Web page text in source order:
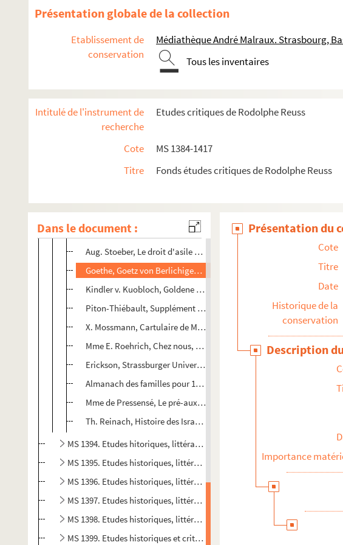
Présentation globale de la collection
Etablissement de
conservation
Médiathèque André Malraux. Strasbourg,
Tous les inventaires
Intitulé de l'instrument de
recherche
Etudes critiques de Rodolphe Reuss
Cote
MS 1384-1417
Titre
Fonds études critiques de Rodolphe Reuss
Dans le document :
Die Illkirche Pfarwahl
Une vente aux enchères interrompue (1685)
Scheideliad, composition V. Nessler
Bibliographie
Montgomery, Le voile bleu
M. Schwalb, Zur Beleuchtung des Staecker Mythus
Ingold, Biographies alsaciennes
Schiksale der Geneinde Wiebersweiler
Aug. Stoeber, Le droit d'asile à Mulhouse
Goethe, Goetz von Berlichigen, ed. Lichtenbergen
Kindler v. Kuobloch, Goldene Buch v. Strassburg, I.
Piton-Thiébault, Supplément au Strasbourg illustré
X. Mossmann, Cartulaire de Mulhouse III.
Mme E. Roehrich, Chez nous, poésies
Erickson, Strassburger Universitoetsfest im 1621
Almanach des familles pour 1885
Mme de Pressensé, Le pré-aux-saules
Th. Reinach, Histoire des Israëlites
MS 1394. Etudes hitoriques, littéraires et religieuses publiées dans le
MS 1395. Etudes historiques, littéraires, religieuses et critiques publiées
MS 1396. Etudes historiques, littéraires, religieuses et critiques, publiées
MS 1397. Etudes historiques, littéraires, religieuses et critiques publiées
MS 1398. Etudes historiques, littéraires et religieuses publiées dans le
MS 1399. Etudes historiques et critiques publiées dans le Journal
Présentation du
Cote
Titre
Date
Historique de la
conservation
Description
Importance